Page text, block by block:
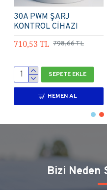
60A PWM ŞARJ
KONTROL CİHAZI
2.020,14 TL 2.270,70 TL
SEPETE EKLE
HEMEN AL
Bizi Neden